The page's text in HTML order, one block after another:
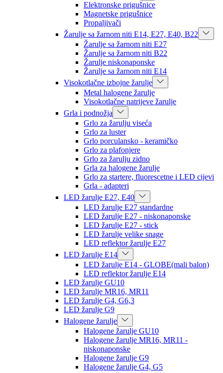
Elektronske prigušnice
Magnetske prigušnice
Propaljivači
Žarulje sa žarnom niti E14, E27, E40, B22
Žarulje sa žarnom niti E27
Žarulje sa žarnom niti B22
Žarulje niskonaponske
Žarulje sa žarnom niti E14
Visokotlačne izbojne žarulje
Metal halogene žarulje
Visokotlačne natrijeve žarulje
Grla i podnožja
Grlo za žarulju viseća
Grlo za luster
Grlo porculansko - keramičko
Grlo za plafonjere
Grlo za žarulju zidno
Grla za halogene žarulje
Grlo za startere, fluorescetne i LED cijevi
Grla - adapteri
LED žarulje E27, E40
LED žarulje E27 standardne
LED žarulje E27 - niskonaponske
LED žarulje E27 - stick
LED žarulje velike snage
LED reflektor žarulje E27
LED žarulje E14
LED žarulje E14 - GLOBE(mali balon)
LED reflektor žarulje E14
LED žarulje GU10
LED žarulje MR16, MR11
LED žarulje G4, G6,3
LED žarulje G9
Halogene žarulje
Halogene žarulje GU10
Halogene žarulje MR16, MR11 -
niskonaponske
Halogene žarulje G9
Halogene žarulje G4, G5